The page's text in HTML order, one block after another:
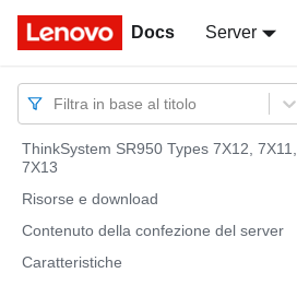
Docs Server
Docs
Filtra in base al titolo
ThinkSystem SR950 Types 7X12, 7X11,
7X13
Risorse e download
Contenuto della confezione del server
Caratteristiche